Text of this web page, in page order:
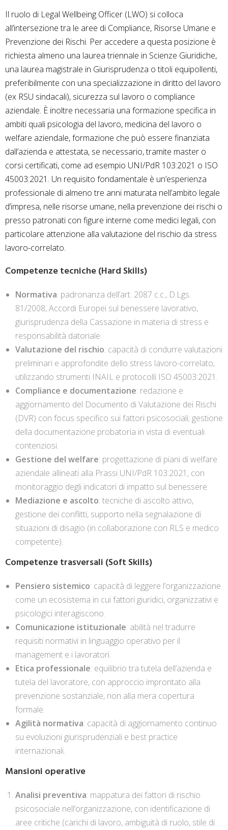
Il ruolo di Legal Wellbeing Officer (LWO) si colloca
all’intersezione tra le aree di Compliance, Risorse Umane e
Prevenzione dei Rischi. Per accedere a questa posizione è
richiesta almeno una laurea triennale in Scienze Giuridiche,
una laurea magistrale in Giurisprudenza o titoli equipollenti,
preferibilmente con una specializzazione in diritto del lavoro
(ex RSU sindacali), sicurezza sul lavoro o compliance
aziendale. È inoltre necessaria una formazione specifica in
ambiti quali psicologia del lavoro, medicina del lavoro o
welfare aziendale, formazione che può essere finanziata
dall’azienda e attestata, se necessario, tramite master o
corsi certificati, come ad esempio UNI/PdR 103:2021 o ISO
45003:2021. Un requisito fondamentale è un’esperienza
professionale di almeno tre anni maturata nell’ambito legale
d’impresa, nelle risorse umane, nella prevenzione dei rischi o
presso patronati con figure interne come medici legali, con
particolare attenzione alla valutazione del rischio da stress
lavoro-correlato.
Competenze tecniche (Hard Skills)
Normativa: padronanza dell’art. 2087 c.c., D.Lgs.
81/2008, Accordi Europei sul benessere lavorativo,
giurisprudenza della Cassazione in materia di stress e
responsabilità datoriale.
Valutazione del rischio: capacità di condurre valutazioni
preliminari e approfondite dello stress lavoro-correlato,
utilizzando strumenti INAIL e protocolli ISO 45003:2021.
Compliance e documentazione: redazione e
aggiornamento del Documento di Valutazione dei Rischi
(DVR) con focus specifico sui fattori psicosociali; gestione
della documentazione probatoria in vista di eventuali
contenziosi.
Gestione del welfare: progettazione di piani di welfare
aziendale allineati alla Prassi UNI/PdR 103:2021, con
monitoraggio degli indicatori di impatto sul benessere.
Mediazione e ascolto: tecniche di ascolto attivo,
gestione dei conflitti, supporto nella segnalazione di
situazioni di disagio (in collaborazione con RLS e medico
competente).
Competenze trasversali (Soft Skills)
Pensiero sistemico: capacità di leggere l’organizzazione
come un ecosistema in cui fattori giuridici, organizzativi e
psicologici interagiscono.
Comunicazione istituzionale: abilità nel tradurre
requisiti normativi in linguaggio operativo per il
management e i lavoratori.
Etica professionale: equilibrio tra tutela dell’azienda e
tutela del lavoratore, con approccio improntato alla
prevenzione sostanziale, non alla mera copertura
formale.
Agilità normativa: capacità di aggiornamento continuo
su evoluzioni giurisprudenziali e best practice
internazionali.
Mansioni operative
Analisi preventiva: mappatura dei fattori di rischio
psicosociale nell’organizzazione, con identificazione di
aree critiche (carichi di lavoro, ambiguità di ruolo, stile di